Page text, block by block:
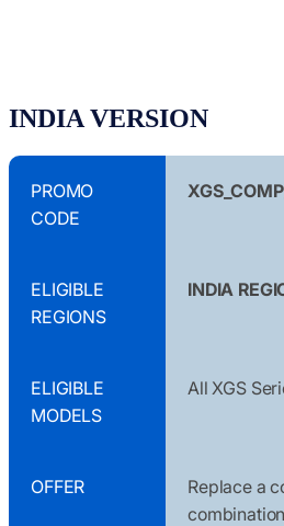
INDIA VERSION
PROMO
CODE
ELIGIBLE
REGIONS
INDIA
ELIGIBLE
MODELS
All XGS
OFFER
Replace a